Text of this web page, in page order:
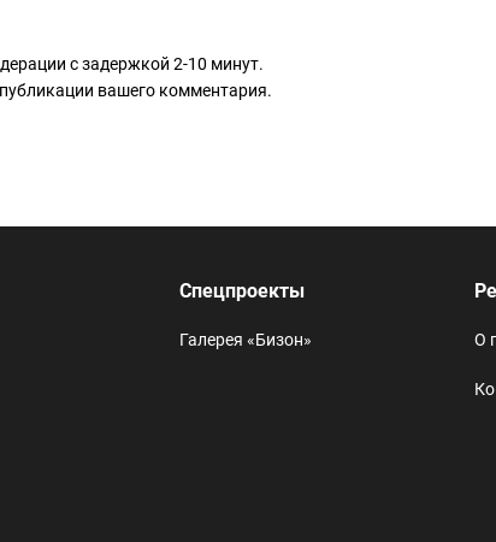
с задержкой 2-10 минут.
вашего комментария.
Спецпроекты
Галерея «Бизон» О